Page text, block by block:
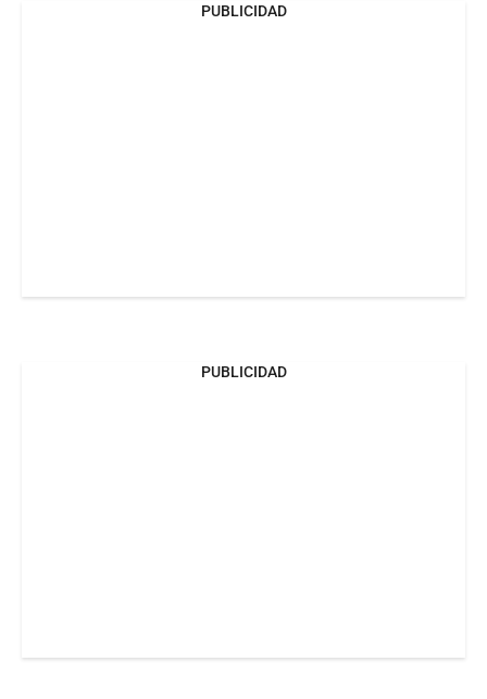
PUBLICIDAD
PUBLICIDAD